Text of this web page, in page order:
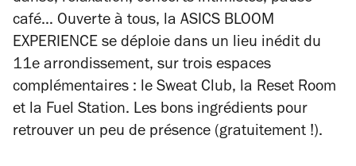
café… Ouverte à tous, la ASICS BLOOM
EXPERIENCE se déploie dans un lieu inédit du
11e arrondissement, sur trois espaces
complémentaires : le Sweat Club, la Reset Room
et la Fuel Station. Les bons ingrédients pour
retrouver un peu de présence (gratuitement !).